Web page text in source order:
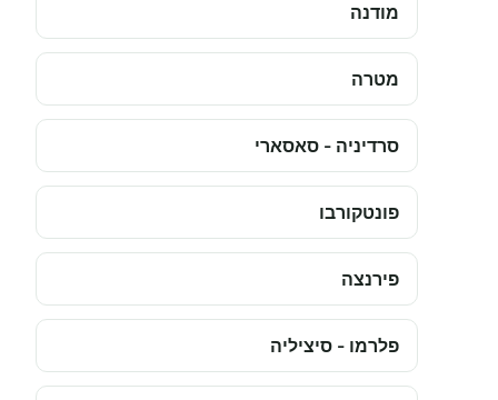
מודנה
מטרה
סרדיניה - סאסארי
פונטקורבו
פירנצה
פלרמו - סיציליה